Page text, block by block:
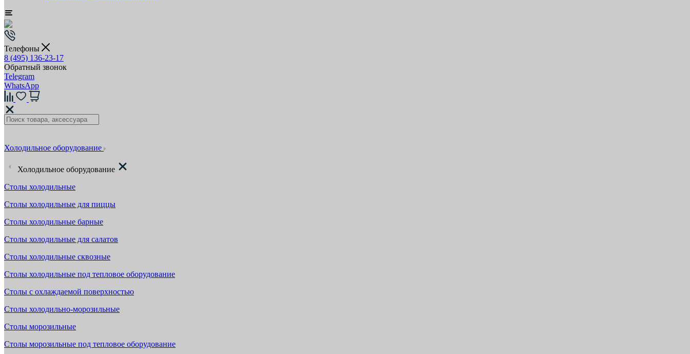
Телефоны
8 (495) 136-23-17
Обратный звонок
Telegram
WhatsApp
Холодильное оборудование
Холодильное оборудование
Столы холодильные
Столы холодильные для пиццы
Столы холодильные барные
Столы холодильные для салатов
Столы холодильные сквозные
Столы холодильные под тепловое оборудование
Столы с охлаждаемой поверхностью
Столы холодильно-морозильные
Столы морозильные
Столы морозильные под тепловое оборудование